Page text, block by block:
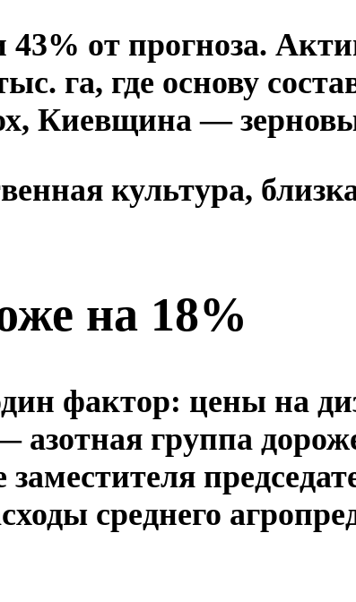
от прогноза.
га, где основу
Киевщина —
культура,
на 18%
фактор: цены на
азотная группа
среднего